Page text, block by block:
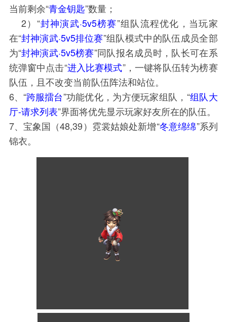
当前剩余“青金钥匙”数量；
2）“封神演武·5v5榜赛”组队流程优化，当玩家
在“封神演武·5v5排位赛”组队模式中的队伍成员全部
为“封神演武·5v5榜赛”同队报名成员时，队长可在系
统弹窗中点击“进入比赛模式”，一键将队伍转为榜赛
队伍，且不改变当前队伍阵法和站位。
6、“跨服擂台”功能优化，为方便玩家组队，“组队大
厅-请求列表”界面将优先显示玩家好友所在的队伍。
7、宝象国（48,39）霓裳姑娘处新增“冬意绵绵”系列
锦衣。